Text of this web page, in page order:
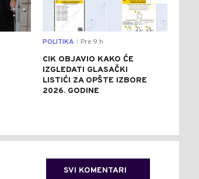
POLITIKA Pre 9 h
CIK OBJAVIO KAKO ĆE
IZGLEDATI GLASAČKI
LISTIĆI ZA OPŠTE IZBORE
2026. GODINE
SVI KOMENTARI